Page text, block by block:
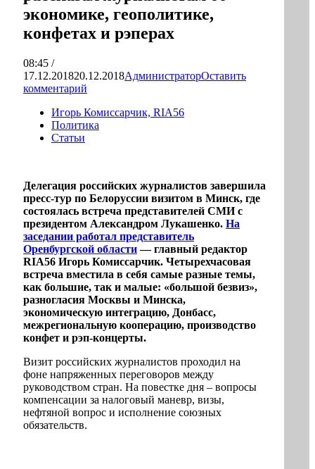
экономике, геополитике,
конфетах и рэперах
08:45 /
17.12.201820.12.2018АдминистраторОставить
комментарий
Игорь Комиссарчик, RIA56
Политика
Статьи
Делегация российских журналистов завершила
пресс-тур по Белоруссии визитом в Минск, где
состоялась встреча представителей СМИ с
президентом Александром Лукашенко. На
заседании работал представитель
Оренбургской области— главный редактор
RIA56 Игорь Комиссарчик. Четырехчасовая
встреча вместила в себя самые разные темы,
как большие, так и малые: «большой безвиз»,
разногласия Москвы и Минска,
экономическую интеграцию, Донбасс,
межрегиональную кооперацию, производство
конфет и рэп-концерты.
Визит российских журналистов проходил на
фоне напряженных переговоров между
руководством стран. На повестке дня – вопросы
компенсации за налоговый маневр, визы,
нефтяной вопрос и исполнение союзных
обязательств.